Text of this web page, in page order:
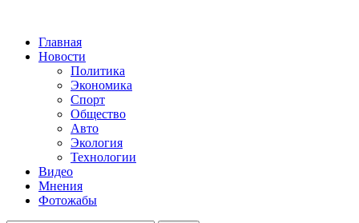
Главная
Новости
Политика
Экономика
Спорт
Общество
Авто
Экология
Технологии
Видео
Мнения
Фотожабы